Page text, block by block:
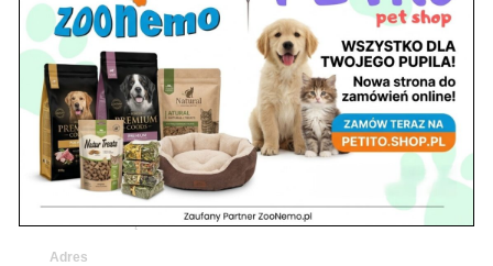
Adres
05-120 Legionowo
ul. Piłsudskiego 31,
pawilon 134
tel./fax. 22 784 71 96
Godziny pracy
pon. – piąt. 10.00 – 19.00
sob. 10.00 – 15.00
Adres